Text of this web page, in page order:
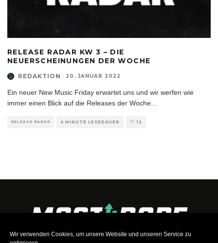
Wir verwenden Cookies, um unsere Website und unseren Service zu
RELEASE RADAR KW 3 – DIE
NEUERSCHEINUNGEN DER WOCHE
REDAKTION · 20. JANUAR 2022
Ein neuer New Music Friday erwartet uns und wir werfen wie
immer einen Blick auf die Releases der Woche...
RELEASE RADAR 4 MINUTE LESEDAUER 12